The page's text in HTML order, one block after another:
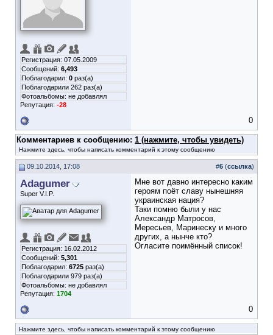
Регистрация: 07.05.2009
Сообщений: 6,493
Поблагодарил: 0 раз(а)
Поблагодарили 262 раз(а)
Фотоальбомы: не добавлял
Репутация: -28
0
Комментариев к сообщению: 1 (нажмите, чтобы увидеть)
Нажмите здесь, чтобы написать комментарий к этому сообщению
09.10.2014, 17:08 #6 (ссылка)
Adagumer
Super V.I.P.
Регистрация: 16.02.2012
Сообщений: 5,301
Поблагодарил: 6725 раз(а)
Поблагодарили 979 раз(а)
Фотоальбомы: не добавлял
Репутация: 1704
Мне вот давно интересно каким
героям поёт славу нынешняя
украинская нация?
Таки помню были у нас
Александр Матросов,
Мересьев, Маринеску и много
других, а нынче кто?
Огласите поимённый список!
0
Нажмите здесь, чтобы написать комментарий к этому сообщению